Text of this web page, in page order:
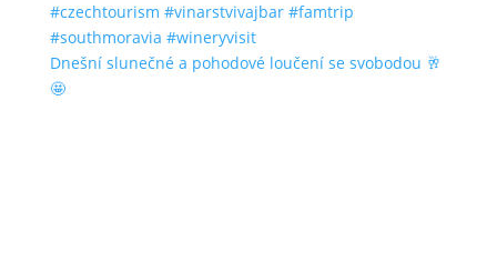
Dnešní slunečné a pohodové loučení se svobodou 🥂
🤩